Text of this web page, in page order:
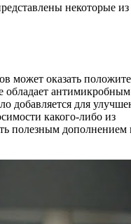
некоторые
может оказать
обладает антимикробным
добавляется для
какого-либо из
полезным дополнением